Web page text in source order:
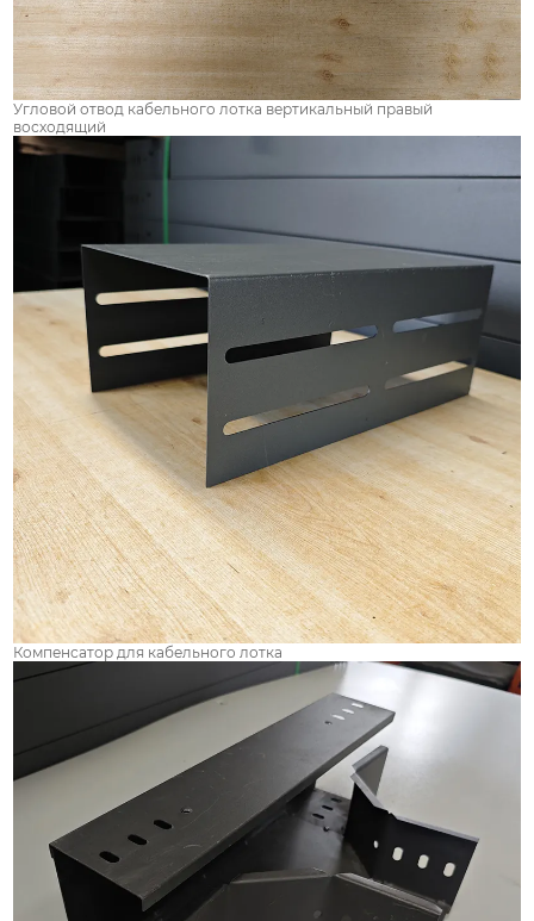
Угловой отвод кабельного лотка вертикальный правый
восходящий
Компенсатор для кабельного лотка